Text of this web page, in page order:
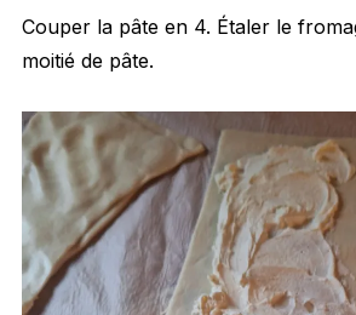
Couper la pâte en 4. Étaler le
moitié de pâte.